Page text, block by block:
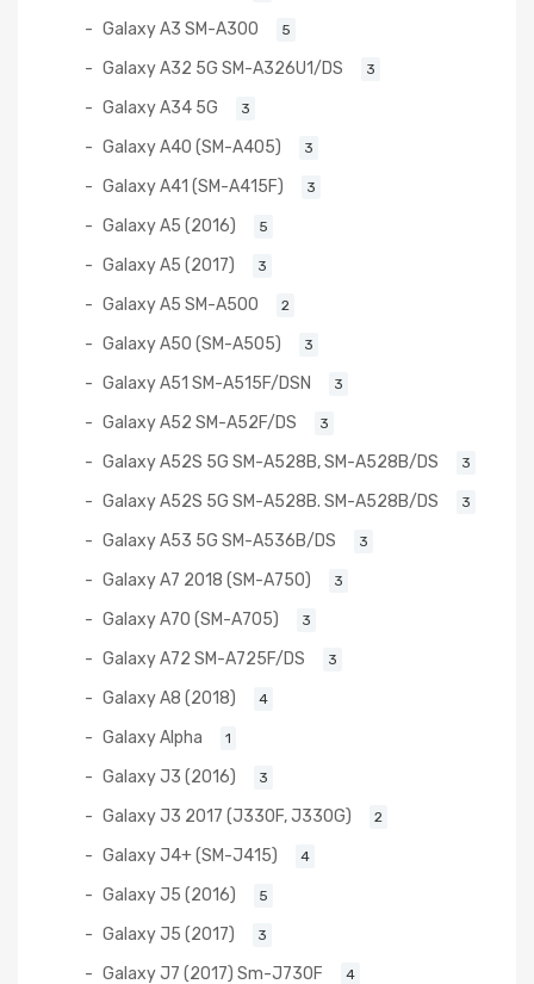
Galaxy A3 SM-A300 5
Galaxy A32 5G SM-A326U1/DS 3
Galaxy A34 5G 3
Galaxy A40 (SM-A405) 3
Galaxy A41 (SM-A415F) 3
Galaxy A5 (2016) 5
Galaxy A5 (2017) 3
Galaxy A5 SM-A500 2
Galaxy A50 (SM-A505) 3
Galaxy A51 SM-A515F/DSN 3
Galaxy A52 SM-A52F/DS 3
Galaxy A52S 5G SM-A528B, SM-A528B/DS 3
Galaxy A52S 5G SM-A528B. SM-A528B/DS 3
Galaxy A53 5G SM-A536B/DS 3
Galaxy A7 2018 (SM-A750) 3
Galaxy A70 (SM-A705) 3
Galaxy A72 SM-A725F/DS 3
Galaxy A8 (2018) 4
Galaxy Alpha 1
Galaxy J3 (2016) 3
Galaxy J3 2017 (J330F, J330G) 2
Galaxy J4+ (SM-J415) 4
Galaxy J5 (2016) 5
Galaxy J5 (2017) 3
Galaxy J7 (2017) Sm-J730F 4